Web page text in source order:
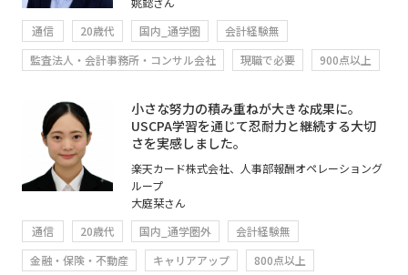
通信
20歳代 国内_通学圏
会計経験無
監査法人・会計事務所・コンサル会社
現職で必要 900点以上
小さな努力の積み重ねが大きな成果に。
USCPA学習を通じて忍耐力と継続する大切
さを実感しました。
楽天カード株式会社、人事部報酬オペレーショング
ループ
大庭栞さん
通信
20歳代 国内_通学圏外
会計経験無
金融・保険・不動産
キャリアアップ 800点以上